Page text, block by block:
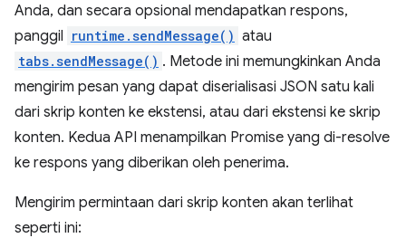
Anda, dan secara opsional mendapatkan respons,
panggil runtime.sendMessage() atau
tabs.sendMessage() . Metode ini memungkinkan Anda
mengirim pesan yang dapat diserialisasi JSON satu kali
dari skrip konten ke ekstensi, atau dari ekstensi ke skrip
konten. Kedua API menampilkan Promise yang di-resolve
ke respons yang diberikan oleh penerima.
Mengirim permintaan dari skrip konten akan terlihat
seperti ini: